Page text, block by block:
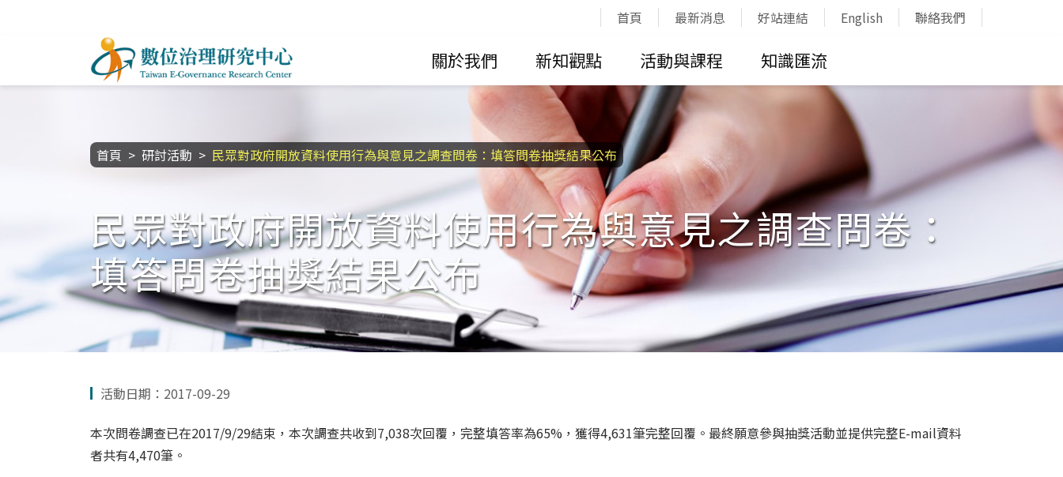
::: 首頁 最新消息 好站連結 English 聯絡我們
關於我們 新知觀點 活動與課程 知識匯流
首頁 研討活動 民眾對政府開放資料使用行為與意見之調查問卷：填答問卷抽獎結果公布
:::
民眾對政府開放資料使用行為與意見之調查問卷：
填答問卷抽獎結果公布
活動日期：2017-09-29
本次問卷調查已在2017/9/29結束，本次調查共收到7,038次回覆，完整填答率為65%，獲得4,631筆完整回覆。最終願意參與抽獎活動並提供完整E-mail資料
者共有4,470筆。